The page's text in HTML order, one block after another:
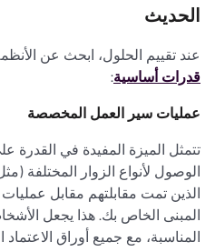
الحديث
عند تقييم الحلول، ابحث عن
قدرات أساسية:
عمليات سير العمل المخصصة
تتمثل الميزة المفيدة في
الوصول لأنواع الزوار المختلفة
الذين تمت مقابلتهم مقابل
المبنى الخاص بك. هذا يجعل
المناسبة، مع جميع أوراق